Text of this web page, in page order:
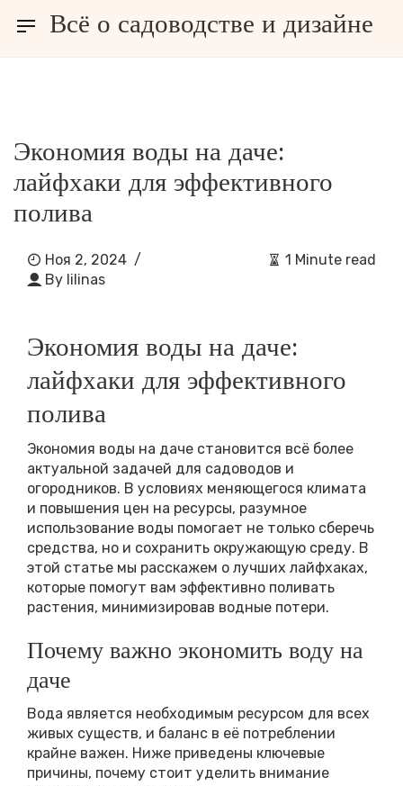
Всё о садоводстве и дизайне
Экономия воды на даче:
лайфхаки для эффективного
полива
Ноя 2, 2024 /
By lilinas
1 Minute read
Экономия воды на даче:
лайфхаки для эффективного
полива
Экономия воды на даче становится всё более
актуальной задачей для садоводов и
огородников. В условиях меняющегося климата
и повышения цен на ресурсы, разумное
использование воды помогает не только сберечь
средства, но и сохранить окружающую среду. В
этой статье мы расскажем о лучших лайфхаках,
которые помогут вам эффективно поливать
растения, минимизировав водные потери.
Почему важно экономить воду на
даче
Вода является необходимым ресурсом для всех
живых существ, и баланс в её потреблении
крайне важен. Ниже приведены ключевые
причины, почему стоит уделить внимание